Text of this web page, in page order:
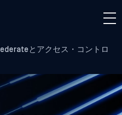
とアクセス・コントロ